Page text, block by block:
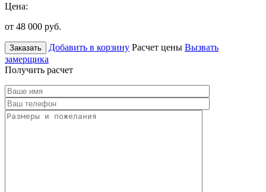
Цена:
от 48 000 руб.
Заказать Добавить в корзину Расчет цены Вызвать
замерщика
Получить расчет